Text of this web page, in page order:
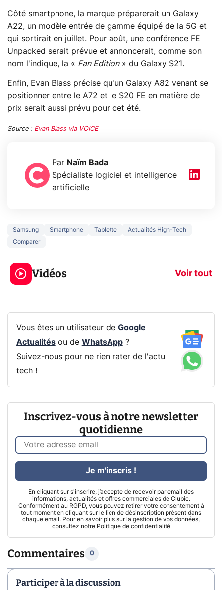
Côté smartphone, la marque préparerait un Galaxy
A22, un modèle entrée de gamme équipé de la 5G et
qui sortirait en juillet. Pour août, une conférence FE
Unpacked serait prévue et annoncerait, comme son
nom l'indique, la « Fan Edition» du Galaxy S21.
Enfin, Evan Blass précise qu'un Galaxy A82 venant se
positionner entre le A72 et le S20 FE en matière de
prix serait aussi prévu pour cet été.
Source : Evan Blass via VOICE
Par Naïm Bada
Spécialiste logiciel et intelligence
artificielle
Samsung Smartphone Tablette
Actualités High-Tech
Comparer
Vidéos Voir tout
3 écrans en 1 pour
319€ ? Voici L'AOC
CQ32G4ZA !
prochaine
Vous êtes un utilisateur de Google
Actualitésou de WhatsApp?
Suivez-nous pour ne rien rater de l'actu
tech !
Inscrivez-vous à notre newsletter
quotidienne
En cliquant sur s'inscrire, j’accepte de recevoir par email des
informations, actualités et offres commerciales de Clubic.
Conformément au RGPD, vous pouvez retirer votre consentement à
tout moment en cliquant sur le lien de désinscription présent dans
chaque email. Pour en savoir plus sur la gestion de vos données,
consultez notre Politique de confidentialité
Je m'inscris !
Commentaires 0
Participer à la discussion